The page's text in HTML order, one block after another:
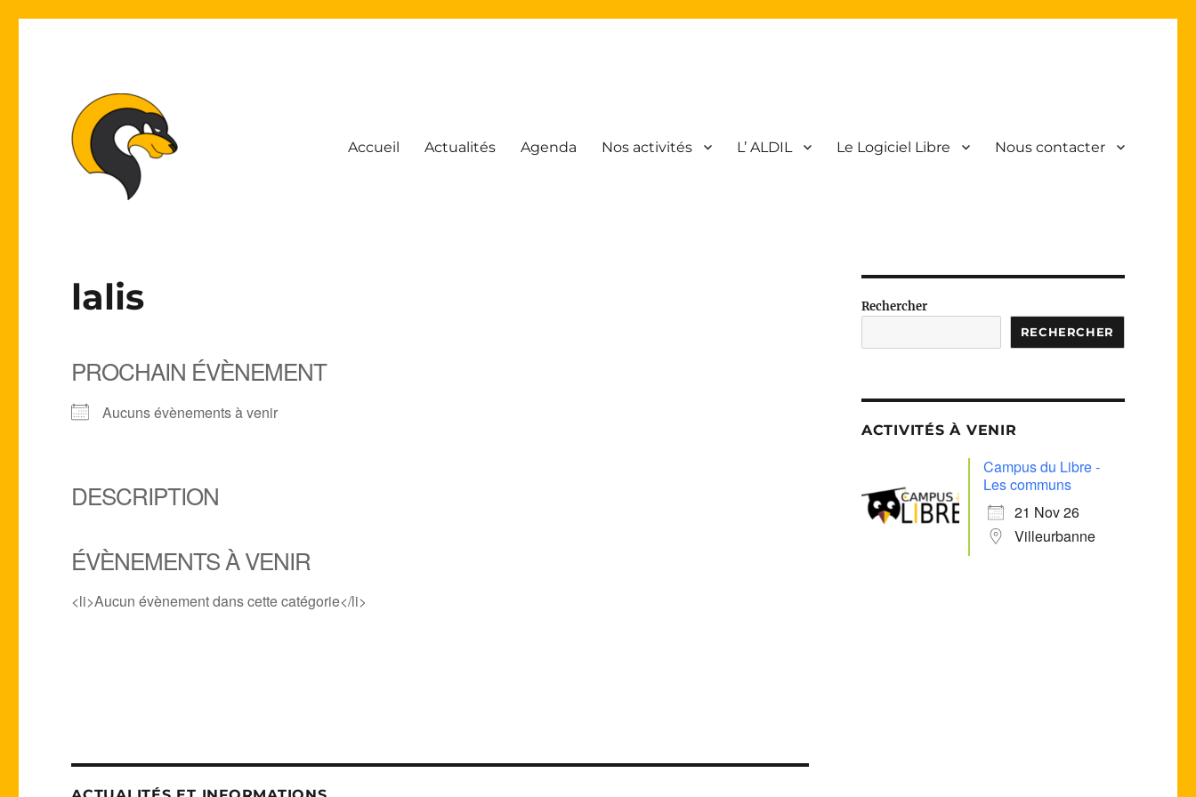
Accueil Actualités Agenda Nos activités L’ ALDIL Le Logiciel Libre Nous contacter
lalis
PROCHAIN ÉVÈNEMENT
Aucuns évènements à venir
DESCRIPTION
ÉVÈNEMENTS À VENIR
<li>Aucun évènement dans cette catégorie</li>
Rechercher
RECHERCHER
ACTIVITÉS À VENIR
Campus du Libre -
Les communs
21 Nov 26
Villeurbanne